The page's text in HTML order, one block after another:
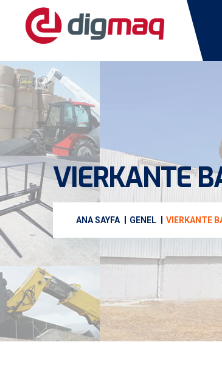
VIERKANTE
ANA SAYFA GENEL VIERKANTE